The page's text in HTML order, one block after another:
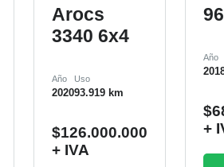
Arocs
3340 6x4
Año
2020
Uso
93.919 km
$126.000.000
+ IVA
Año
$
+